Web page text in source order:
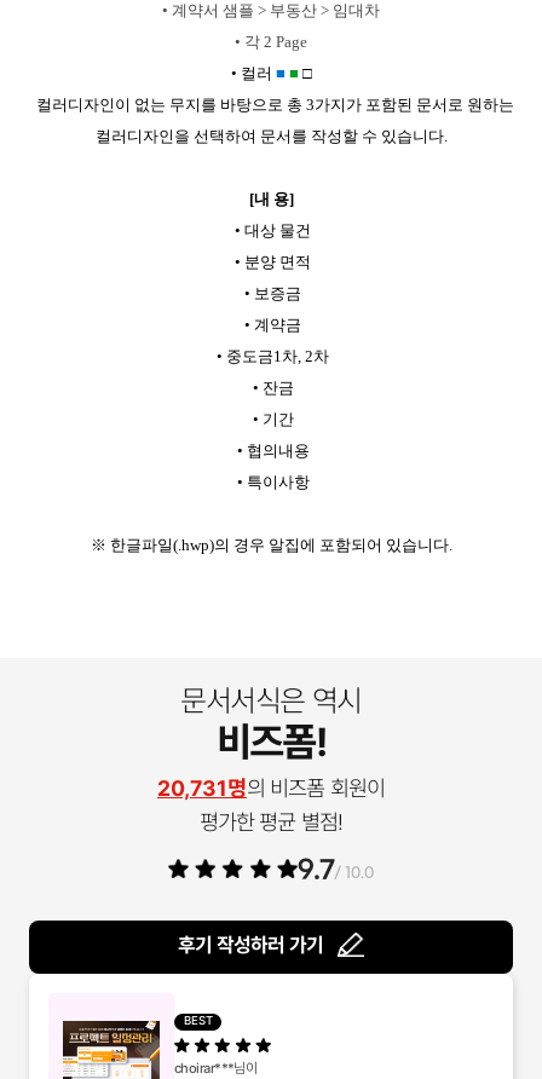
• 계약서 샘플 > 부동산 > 임대차
• 각 2 Page
• 컬러 ■ ■ □
컬러디자인이 없는 무지를 바탕으로 총 3가지가 포함된 문서로 원하는
컬러디자인을 선택하여 문서를 작성할 수 있습니다.
[내 용]
• 대상 물건
• 분양 면적
• 보증금
• 계약금
• 중도금1차, 2차
• 잔금
• 기간
• 협의내용
• 특이사항
※ 한글파일(.hwp)의 경우 알집에 포함되어 있습니다.
문서서식은 역시
비즈폼!
20,731명의 비즈폼 회원이
평가한 평균 별점!
9.7/ 10.0
후기 작성하러 가기
BEST
choirar***님이